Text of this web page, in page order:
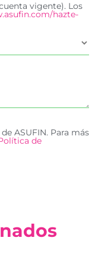
vigente). Los
hazte-
ASUFIN. Para más
de